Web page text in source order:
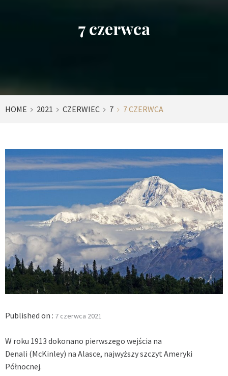
7 czerwca
HOME 2021 CZERWIEC 7 7 CZERWCA
Published on : 7 czerwca 2021
W roku 1913 dokonano pierwszego wejścia na
Denali (McKinley) na Alasce, najwyższy szczyt Ameryki
Północnej.